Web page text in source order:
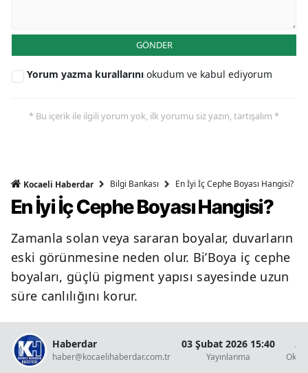
GÖNDER
Yorum yazma kurallarını okudum ve kabul ediyorum
* Bu içerik ile ilgili yorum yok, ilk yorumu siz yazın, tartışalım *
Kocaeli Haberdar Bilgi Bankası En İyi İç Cephe Boyası Hangisi?
En İyi İç Cephe Boyası Hangisi?
Zamanla solan veya sararan boyalar, duvarların
eski görünmesine neden olur. Bi’Boya iç cephe
boyaları, güçlü pigment yapısı sayesinde uzun
süre canlılığını korur.
Haberdar
haber@kocaelihaberdar.com.tr
03 Şubat 2026 15:40
Yayınlanma
2